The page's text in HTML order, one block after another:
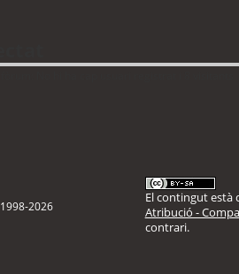
2026
El contingut està
Atribució -
contrari.